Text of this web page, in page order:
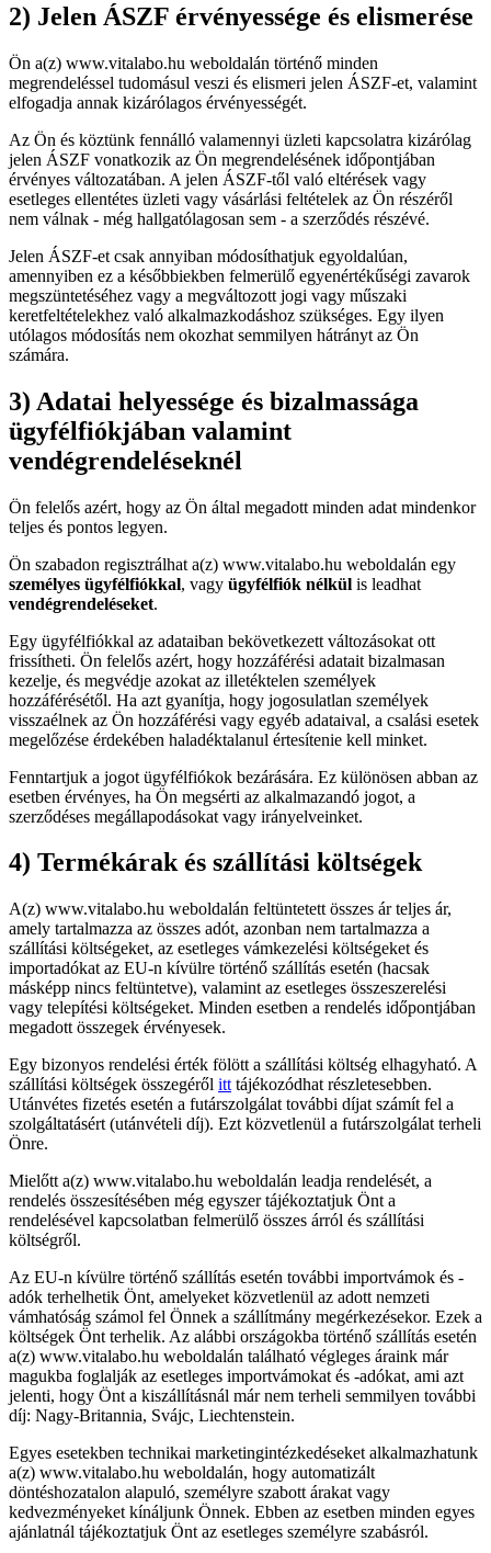
2) Jelen ÁSZF érvényessége és elismerése
Ön a(z) www.vitalabo.hu weboldalán történő minden
megrendeléssel tudomásul veszi és elismeri jelen ÁSZF-et, valamint
elfogadja annak kizárólagos érvényességét.
Az Ön és köztünk fennálló valamennyi üzleti kapcsolatra kizárólag
jelen ÁSZF vonatkozik az Ön megrendelésének időpontjában
érvényes változatában. A jelen ÁSZF-től való eltérések vagy
esetleges ellentétes üzleti vagy vásárlási feltételek az Ön részéről
nem válnak - még hallgatólagosan sem - a szerződés részévé.
Jelen ÁSZF-et csak annyiban módosíthatjuk egyoldalúan,
amennyiben ez a későbbiekben felmerülő egyenértékűségi zavarok
megszüntetéséhez vagy a megváltozott jogi vagy műszaki
keretfeltételekhez való alkalmazkodáshoz szükséges. Egy ilyen
utólagos módosítás nem okozhat semmilyen hátrányt az Ön
számára.
3) Adatai helyessége és bizalmassága
ügyfélfiókjában valamint
vendégrendeléseknél
Ön felelős azért, hogy az Ön által megadott minden adat mindenkor
teljes és pontos legyen.
Ön szabadon regisztrálhat a(z) www.vitalabo.hu weboldalán egy
személyes ügyfélfiókkal, vagy ügyfélfiók nélkül is leadhat
vendégrendeléseket.
Egy ügyfélfiókkal az adataiban bekövetkezett változásokat ott
frissítheti. Ön felelős azért, hogy hozzáférési adatait bizalmasan
kezelje, és megvédje azokat az illetéktelen személyek
hozzáférésétől. Ha azt gyanítja, hogy jogosulatlan személyek
visszaélnek az Ön hozzáférési vagy egyéb adataival, a csalási esetek
megelőzése érdekében haladéktalanul értesítenie kell minket.
Fenntartjuk a jogot ügyfélfiókok bezárására. Ez különösen abban az
esetben érvényes, ha Ön megsérti az alkalmazandó jogot, a
szerződéses megállapodásokat vagy irányelveinket.
4) Termékárak és szállítási költségek
A(z) www.vitalabo.hu weboldalán feltüntetett összes ár teljes ár,
amely tartalmazza az összes adót, azonban nem tartalmazza a
szállítási költségeket, az esetleges vámkezelési költségeket és
importadókat az EU-n kívülre történő szállítás esetén (hacsak
másképp nincs feltüntetve), valamint az esetleges összeszerelési
vagy telepítési költségeket. Minden esetben a rendelés időpontjában
megadott összegek érvényesek.
Egy bizonyos rendelési érték fölött a szállítási költség elhagyható. A
szállítási költségek összegéről itt tájékozódhat részletesebben.
Utánvétes fizetés esetén a futárszolgálat további díjat számít fel a
szolgáltatásért (utánvételi díj). Ezt közvetlenül a futárszolgálat terheli
Önre.
Mielőtt a(z) www.vitalabo.hu weboldalán leadja rendelését, a
rendelés összesítésében még egyszer tájékoztatjuk Önt a
rendelésével kapcsolatban felmerülő összes árról és szállítási
költségről.
Az EU-n kívülre történő szállítás esetén további importvámok és -
adók terhelhetik Önt, amelyeket közvetlenül az adott nemzeti
vámhatóság számol fel Önnek a szállítmány megérkezésekor. Ezek a
költségek Önt terhelik. Az alábbi országokba történő szállítás esetén
a(z) www.vitalabo.hu weboldalán található végleges áraink már
magukba foglalják az esetleges importvámokat és -adókat, ami azt
jelenti, hogy Önt a kiszállításnál már nem terheli semmilyen további
díj: Nagy-Britannia, Svájc, Liechtenstein.
Egyes esetekben technikai marketingintézkedéseket alkalmazhatunk
a(z) www.vitalabo.hu weboldalán, hogy automatizált
döntéshozatalon alapuló, személyre szabott árakat vagy
kedvezményeket kínáljunk Önnek. Ebben az esetben minden egyes
ajánlatnál tájékoztatjuk Önt az esetleges személyre szabásról.